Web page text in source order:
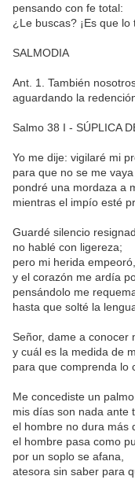
pensando con fe total:
¿Le buscas? ¡Es que lo
SALMODIA
Ant. 1. También
aguardando la
Salmo 38 I - SÚPLICA
Yo me dije: vigilaré mi
para que no se me
pondré una mordaza a
mientras el impío esté
Guardé silencio
no hablé con ligereza;
pero mi herida empeoró,
y el corazón me ardía
pensándolo me
hasta que solté la
Señor, dame a conocer
y cuál es la medida de
para que comprenda lo
Me concediste un palmo
mis días son nada ante
el hombre no dura más
el hombre pasa como
por un soplo se afana,
atesora sin saber para